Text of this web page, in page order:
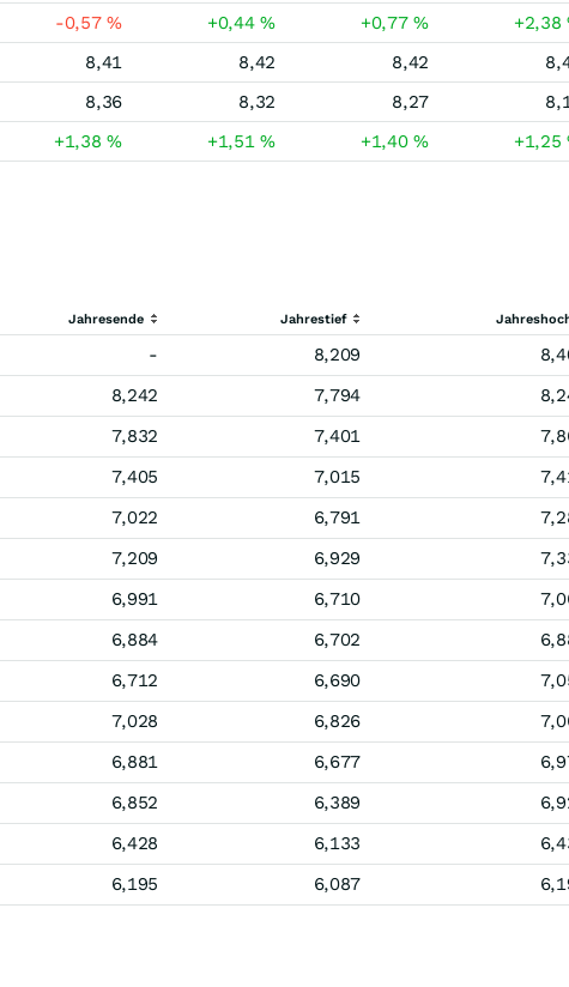
-0,57% +0,44% +0,77% +2,38
8,41 8,42 8,42
8,36 8,32 8,27
+1,38% +1,51% +1,40% +1,25
Jahresende Jahrestief
- 8,209
8,242 7,794
7,832 7,401
7,405 7,015
7,022 6,791
7,209 6,929
6,991 6,710
6,884 6,702
6,712 6,690
7,028 6,826
6,881 6,677
6,852 6,389
6,428 6,133
6,195 6,087